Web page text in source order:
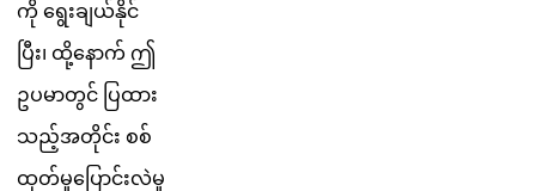
က ရခယနင
ပ၊ ထနက ဤ
ဥပမတင ပထ
သညအတင စစ
ထတမပငလမ